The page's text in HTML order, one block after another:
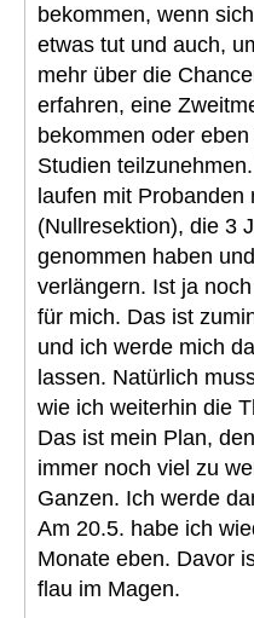
bekommen, wenn
etwas tut und auch,
mehr über die
erfahren, eine
bekommen oder
Studien
laufen mit Probanden
(Nullresektion), die 3
genommen haben
verlängern. Ist ja
für mich. Das ist
und ich werde mich
lassen. Natürlich
wie ich weiterhin die
Das ist mein Plan,
immer noch viel zu
Ganzen. Ich werde
Am 20.5. habe ich
Monate eben. Davor
flau im Magen.